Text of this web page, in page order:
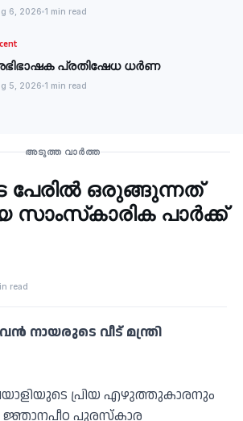
6, 2026 1 min read
പ്രതിഷേധ ധർണ
5, 2026 1 min read
അടുത്ത വാർത്ത
പേരില്‍ ഒരുങ്ങുന്നത്
സാംസ്‌കാരിക പാര്‍ക്ക്
read
നായരുടെ വീട് മന്ത്രി
പ്രിയ എഴുത്തുകാരനും
ജ്ഞാനപീഠ പുരസ്‌കാര